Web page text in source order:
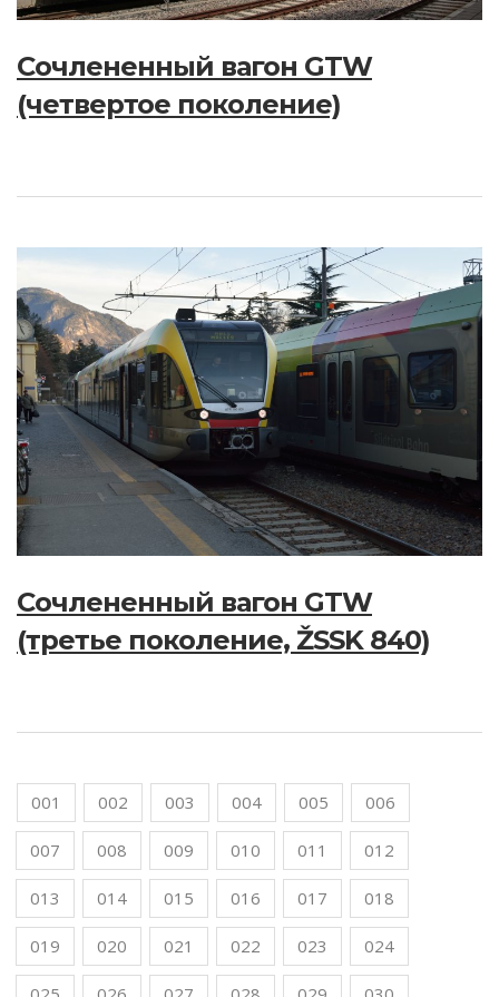
Сочлененный вагон GTW
(четвертое поколение)
Сочлененный вагон GTW
(третье поколение, ŽSSK 840)
001 002 003 004 005 006
007 008 009 010 011 012
013 014 015 016 017 018
019 020 021 022 023 024